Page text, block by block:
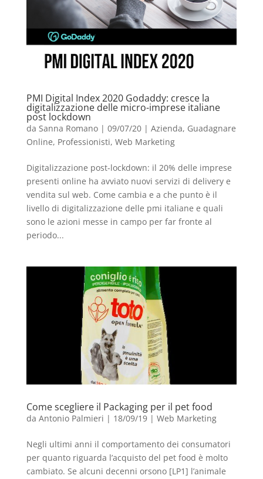
PMI Digital Index 2020 Godaddy: cresce la
digitalizzazione delle micro-imprese italiane
post lockdown
da Sanna Romano| 09/07/20| Azienda, Guadagnare
Online, Professionisti, Web Marketing
Digitalizzazione post-lockdown: il 20% delle imprese
presenti online ha avviato nuovi servizi di delivery e
vendita sul web. Come cambia e a che punto è il
livello di digitalizzazione delle pmi italiane e quali
sono le azioni messe in campo per far fronte al
periodo...
Come scegliere il Packaging per il pet food
da Antonio Palmieri | 18/09/19| Web Marketing
Negli ultimi anni il comportamento dei consumatori
per quanto riguarda l’acquisto del pet food è molto
cambiato. Se alcuni decenni orsono [LP1] l’animale